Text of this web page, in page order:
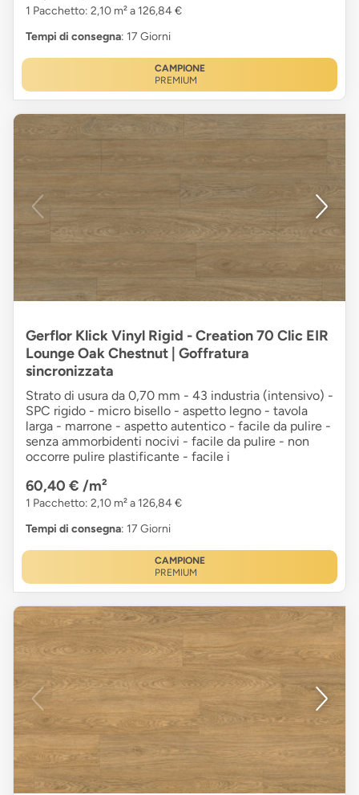
1 Pacchetto: 2,10 m² a 126,84 €
Tempi di consegna: 17 Giorni
CAMPIONE
PREMIUM
Gerflor Klick Vinyl Rigid - Creation 70 Clic EIR
Lounge Oak Chestnut | Goffratura
sincronizzata
Strato di usura da 0,70 mm - 43 industria (intensivo) -
SPC rigido - micro bisello - aspetto legno - tavola
larga - marrone - aspetto autentico - facile da pulire -
senza ammorbidenti nocivi - facile da pulire - non
occorre pulire plastificante - facile i
60,40 € /m²
1 Pacchetto: 2,10 m² a 126,84 €
Tempi di consegna: 17 Giorni
CAMPIONE
PREMIUM